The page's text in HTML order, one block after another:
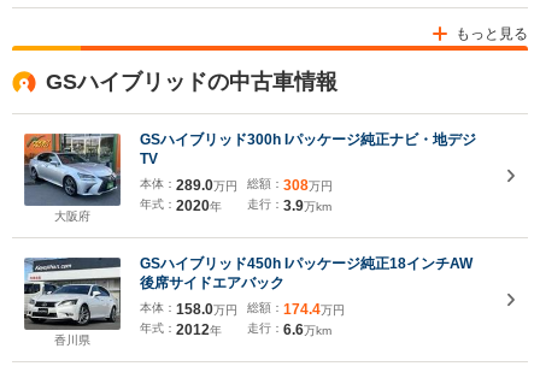
もっと見る
GSハイブリッドの中古車情報
大阪府
GSハイブリッド300h Iパッケージ純正ナビ・地デジ
TV
本体： 289.0万円
年式： 2020年
総額： 308万円
走行： 3.9万km
香川県
GSハイブリッド450h Iパッケージ純正18インチAW
後席サイドエアバック
本体： 158.0万円
年式： 2012年
総額： 174.4万円
走行： 6.6万km